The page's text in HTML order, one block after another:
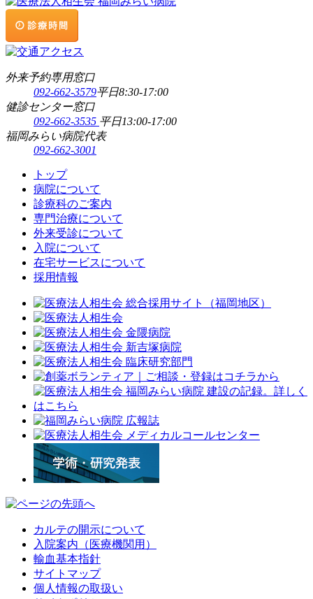
外来予約専用窓口
092-662-3579平日8:30-17:00
健診センター窓口
092-662-3535 平日13:00-17:00
福岡みらい病院代表
092-662-3001
トップ
病院について
診療科のご案内
専門治療について
外来受診について
入院について
在宅サービスについて
採用情報
カルテの開示について
入院案内（医療機関用）
輸血基本指針
サイトマップ
個人情報の取扱い